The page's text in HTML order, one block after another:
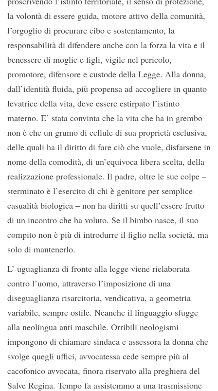
la volontà di essere guida, motore attivo della comunità,
l’orgoglio di procurare cibo e sostentamento, la
responsabilità di difendere anche con la forza la vita e il
benessere di moglie e figli, vigile nel pericolo,
promotore, difensore e custode della Legge. Alla donna,
dall’identità fluida, più propensa ad accogliere in quanto
levatrice della vita, deve essere estirpato l’istinto
materno. E’ stata convinta che la vita che ha in grembo
non è che un grumo di cellule di sua proprietà esclusiva,
delle quali ha il diritto di fare ciò che vuole, disfarsene in
nome della comodità, di un’equivoca libera scelta, della
realizzazione professionale. Il padre, oltre le sue colpe –
sterminato è l’esercito di chi è genitore per semplice
casualità biologica – non ha diritti su quell’essere frutto
di un incontro che ha voluto. Se il bimbo nasce, il suo
compito non è più di introdurre il figlio nella società, ma
solo di mantenerlo.
L’ uguaglianza di fronte alla legge viene rielaborata
contro l’uomo, attraverso l’imposizione di una
diseguaglianza risarcitoria, vendicativa, a geometria
variabile, sempre ostile. Neanche il linguaggio sfugge
alla neolingua anti maschile. Orribili neologismi
impongono di chiamare sindaca e assessora la donna che
svolge quegli uffici, avvocatessa cede sempre più al
cacofonico avvocata, finora riservato alla preghiera del
Salve Regina. Tempo fa assistemmo a una trasmissione